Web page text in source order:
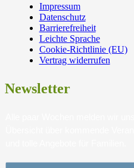
Impressum
Datenschutz
Barrierefreiheit
Leichte Sprache
Cookie-Richtlinie (EU)
Vertrag widerrufen
Newsletter